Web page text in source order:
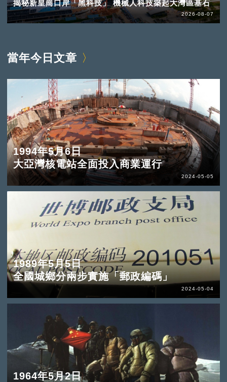
揭秘新皇崗口岸「黑科技」 機械人科技築起大灣區基石
2026-08-07
當年今日文章
1994年5月6日
大亞灣核電站全面投入商業運行
2024-05-05
1989年5月5日
全國城鄉分兩步實施「郵政編碼」
2024-05-04
1964年5月2日